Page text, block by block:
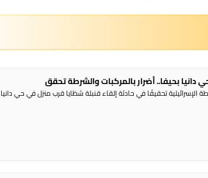
بحيفا.. أضرار بالمركبات والشرطة تحقق
تحقيقًا في حادثة إلقاء قنبلة شظايا قرب منزل في حي دانيا